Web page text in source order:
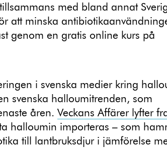
med bland annat
att minska
genom en gratis online kurs på
i svenska medier kring
svenska halloumitrenden, som
åren. Veckans Affärer lyfter
halloumin importeras – som
till lantbruksdjur i jämförelse